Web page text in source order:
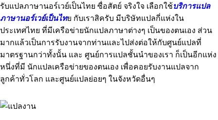
รับแปลภาษานอร์เวย์เป็นไทย ซื่อสัตย์ จริงใจ เลือกใช้บริการแปล
ภาษานอร์เวย์เป็นไทย กับเราสิครับ มีบริษัทแปลกี่แห่งใน
ประเทศไทย ที่มีเครือข่ายนักแปลภาษาต่างๆ เป็นของตนเอง ส่วน
มากแล้วเป็นการรับงานจากท่านและไปส่งต่อให้กับศูนย์แปลที่
มาตรฐานกว่าทั้งนั้น และ ศูนย์การแปลชั้นนำของเรา ก็เป็นอีกแห่ง
หนึ่งที่มี นักแปลเครือข่ายของตนเอง เพื่อคอยรับงานแปลจาก
ลูกค้าทั่วโลก และศูนย์แปลย่อยๆ ในจังหวัดอื่นๆ